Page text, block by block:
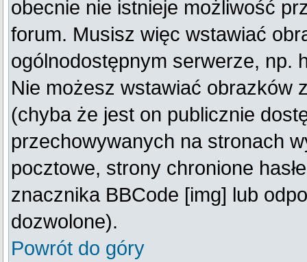
obecnie nie istnieje możliwość
forum. Musisz więc wstawiać
ogólnodostępnym serwerze, np.
Nie możesz wstawiać obrazków
(chyba że jest on publicznie
przechowywanych na stronach
pocztowe, strony chronione
znacznika BBCode [img] lub
dozwolone).
Powrót do góry